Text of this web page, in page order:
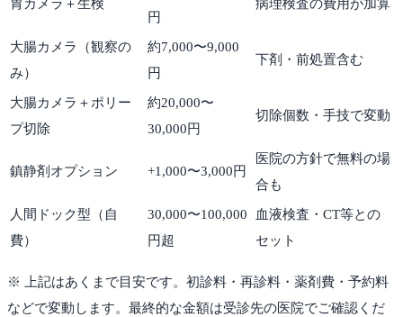
胃カメラ＋生検
円
病理検査の費用が加算
大腸カメラ（観察の
み）
約7,000〜9,000
円
下剤・前処置含む
大腸カメラ＋ポリー
プ切除
約20,000〜
30,000円
切除個数・手技で変動
鎮静剤オプション +1,000〜3,000円
医院の方針で無料の場
合も
人間ドック型（自
費）
30,000〜100,000
円超
血液検査・CT等との
セット
※ 上記はあくまで目安です。初診料・再診料・薬剤費・予約料
などで変動します。最終的な金額は受診先の医院でご確認くだ